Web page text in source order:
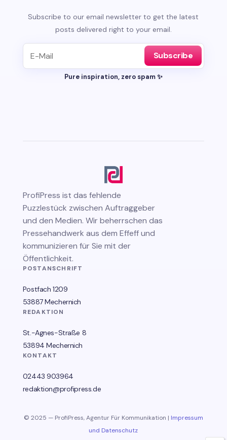
Subscribe to our email newsletter to get the latest
posts delivered right to your email.
Subscribe
Pure inspiration, zero spam ✨
ProfiPress ist das fehlende
Puzzlestück zwischen Auftraggeber
und den Medien. Wir beherrschen das
Pressehandwerk aus dem Effeff und
kommunizieren für Sie mit der
Öffentlichkeit.
POSTANSCHRIFT
Postfach 1209
53887 Mechernich
REDAKTION
St.-Agnes-Straße 8
53894 Mechernich
KONTAKT
02443 903964
redaktion@profipress.de
© 2025 — ProfiPress, Agentur Für Kommunikation | Impressum
und Datenschutz